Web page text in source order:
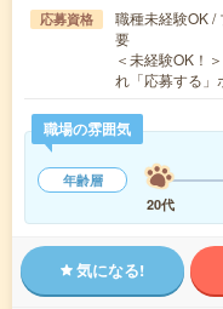
応募資格
職種未経験OK /
要
＜未経験OK！
れ「応募する
職場の雰囲気
年齢層
20代
気になる!